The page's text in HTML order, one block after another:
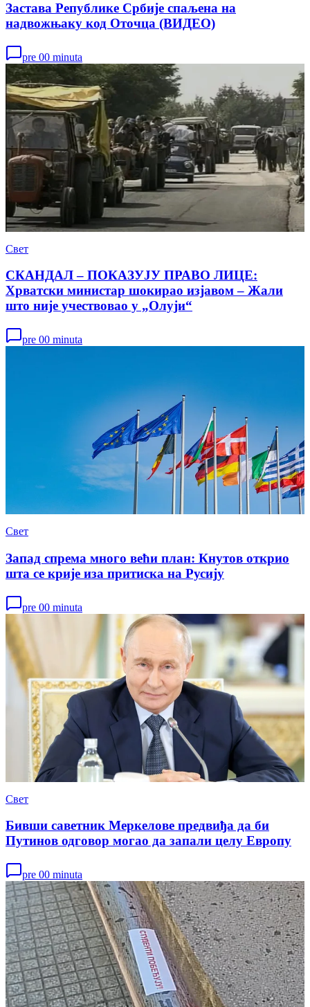
Застава Републике Србије спаљена на
надвожњаку код Оточца (ВИДЕО)
pre 00 minuta
Свет
СКАНДАЛ – ПОКАЗУЈУ ПРАВО ЛИЦЕ:
Хрватски министар шокирао изјавом – Жали
што није учествовао у „Олуји“
pre 00 minuta
Свет
Запад спрема много већи план: Кнутов открио
шта се крије иза притиска на Русију
pre 00 minuta
Свет
Бивши саветник Меркелове предвиђа да би
Путинов одговор могао да запали целу Европу
pre 00 minuta